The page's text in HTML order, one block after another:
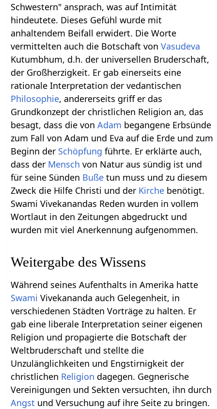
Schwestern" ansprach, was auf Intimität
hindeutete. Dieses Gefühl wurde mit
anhaltendem Beifall erwidert. Die Worte
vermittelten auch die Botschaft vonVasudeva
Kutumbhum, d.h. der universellen Bruderschaft,
der Großherzigkeit. Er gab einerseits eine
rationale Interpretation der vedantischen
Philosophie, andererseits griff er das
Grundkonzept der christlichen Religion an, das
besagt, dass die vonAdam begangene Erbsünde
zum Fall von Adam und Eva auf die Erde und zum
Beginn der Schöpfung führte. Er erklärte auch,
dass der Mensch von Natur aus sündig ist und
für seine Sünden Buße tun muss und zu diesem
Zweck die Hilfe Christi und der Kirche benötigt.
Swami Vivekanandas Reden wurden in vollem
Wortlaut in den Zeitungen abgedruckt und
wurden mit viel Anerkennung aufgenommen.
Weitergabe des Wissens
Während seines Aufenthalts in Amerika hatte
Swami Vivekananda auch Gelegenheit, in
verschiedenen Städten Vorträge zu halten. Er
gab eine liberale Interpretation seiner eigenen
Religion und propagierte die Botschaft der
Weltbruderschaft und stellte die
Unzulänglichkeiten und Engstirnigkeit der
christlichen Religion dagegen. Gegnerische
Vereinigungen und Sekten versuchten, ihn durch
Angst und Versuchung auf ihre Seite zu bringen.